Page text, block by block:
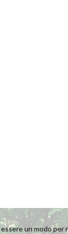
un modo per